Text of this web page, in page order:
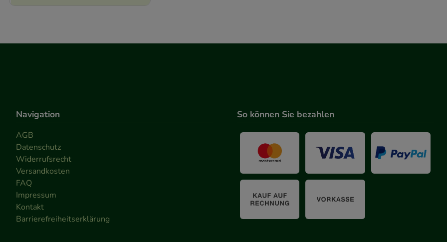
Navigation
AGB
Datenschutz
Widerrufsrecht
Versandkosten
FAQ
Impressum
Kontakt
Barrierefreiheitserklärung
So können Sie bezahlen